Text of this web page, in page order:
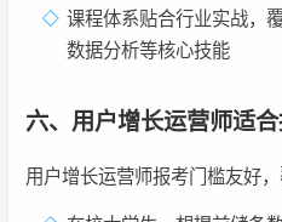
课程体系贴合行业实战，
数据分析等核心技能
六、用户增长运营师适
用户增长运营师报考门槛友好，